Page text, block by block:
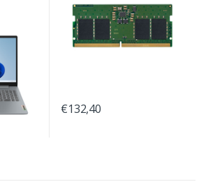
€132,40